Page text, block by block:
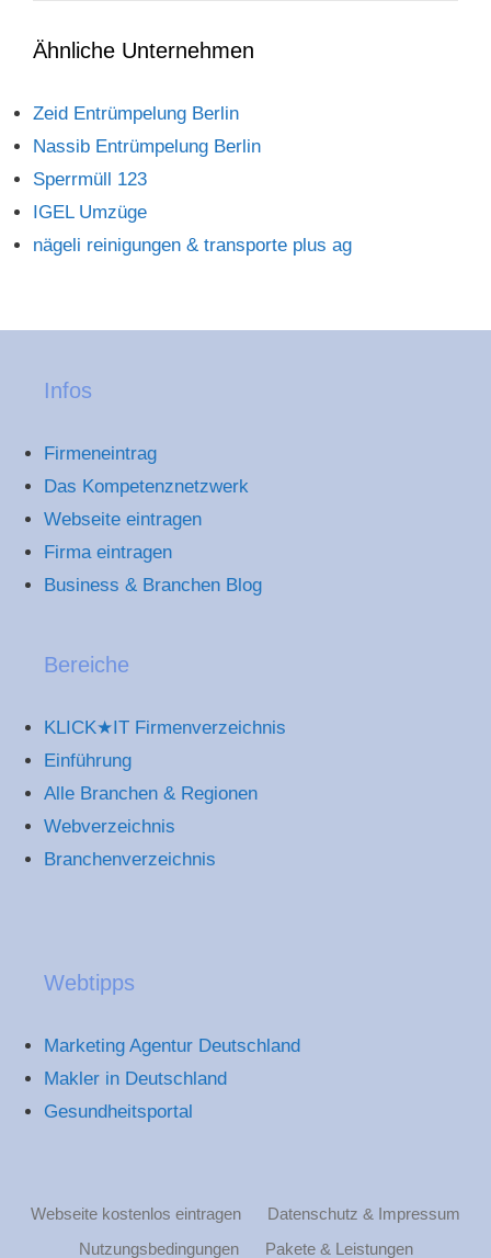
Ähnliche Unternehmen
Zeid Entrümpelung Berlin
Nassib Entrümpelung Berlin
Sperrmüll 123
IGEL Umzüge
nägeli reinigungen & transporte plus ag
Infos
Firmeneintrag
Das Kompetenznetzwerk
Webseite eintragen
Firma eintragen
Business & Branchen Blog
Bereiche
KLICK★IT Firmenverzeichnis
Einführung
Alle Branchen & Regionen
Webverzeichnis
Branchenverzeichnis
Webtipps
Marketing Agentur Deutschland
Makler in Deutschland
Gesundheitsportal
Webseite kostenlos eintragen
Datenschutz & Impressum
Nutzungsbedingungen
Pakete & Leistungen